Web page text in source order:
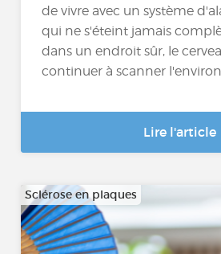
de vivre avec un système
qui ne s'éteint jamais
dans un endroit sûr, le
continuer à scanner
Lire l'article
Sclérose en plaques